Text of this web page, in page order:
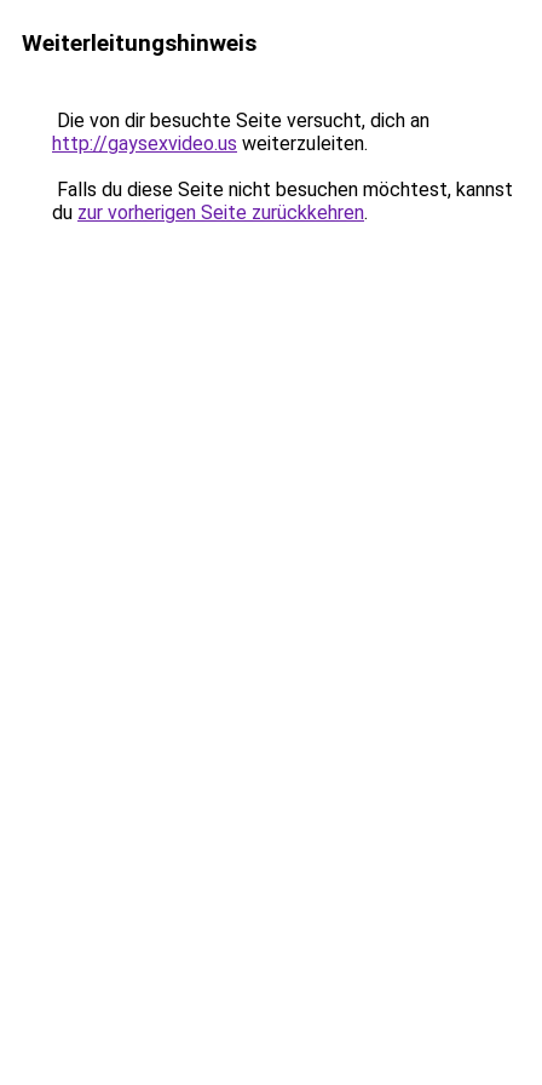
Weiterleitungshinweis
Die von dir besuchte Seite versucht, dich an
http://gaysexvideo.us weiterzuleiten.
Falls du diese Seite nicht besuchen möchtest, kannst
du zur vorherigen Seite zurückkehren.